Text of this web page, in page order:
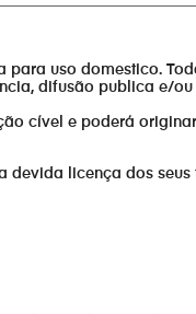
uso domestico.
difusão publica e/
cível e poderá
devida licença dos seus